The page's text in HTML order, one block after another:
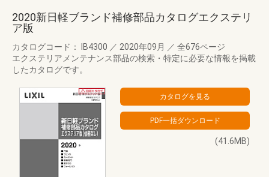
2020新日軽ブランド補修部品カタログエクステリ
ア版
カタログコード： IB4300 ／ 2020年09月 ／ 全676ページ
エクステリアメンテナンス部品の検索・特定に必要な情報を掲載
したカタログです。
(41.6MB)